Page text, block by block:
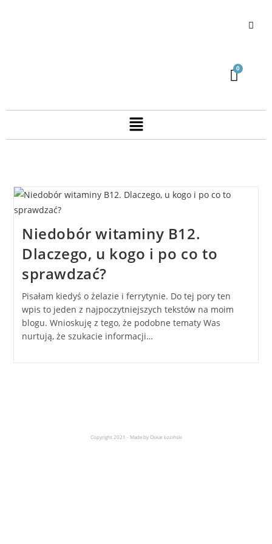
Niedobór witaminy B12.
Dlaczego, u kogo i po co to
sprawdzać?
Pisałam kiedyś o żelazie i ferrytynie. Do tej pory ten
wpis to jeden z najpoczytniejszych tekstów na moim
blogu. Wnioskuję z tego, że podobne tematy Was
nurtują, że szukacie informacji…
Copyright 2021 - Made by Oskar Łoziński